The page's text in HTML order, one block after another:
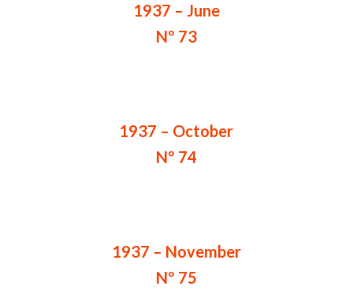
1937 – June
Nº 73
1937 – October
Nº 74
1937 – November
Nº 75